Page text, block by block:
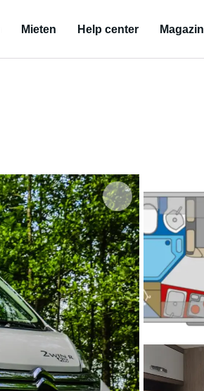
Mieten Help center Magazin